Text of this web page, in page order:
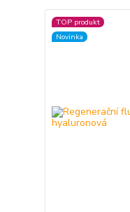
TOP produkt
Novinka